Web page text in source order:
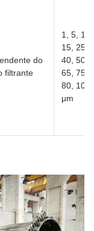
do
filtrante
1, 5, 10,
15, 25,
40, 50,
65, 75,
80, 100
μm